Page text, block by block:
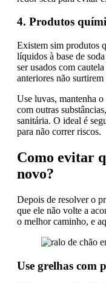
4. Produtos
Existem sim produtos
líquidos à base de
ser usados com
anteriores não surtirem
Use luvas, mantenha
com outras
sanitária. O ideal é
para não correr riscos.
Como evitar
novo?
Depois de resolver o
que ele não volte a
o melhor caminho, e
Use grelhas com